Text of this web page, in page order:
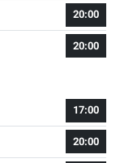
20:00
20:00
17:00
20:00